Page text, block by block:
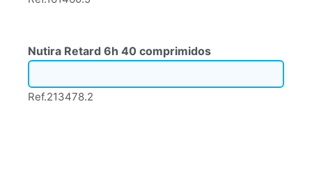
Nutira Retard 6h 40 comprimidos
Ref.213478.2